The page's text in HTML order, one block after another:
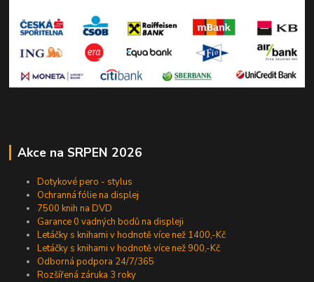
Akce na SRPEN 2026
Dotykové pero - stylus
Ochranná fólie na displej
7500 knih na DVD
Garance 0 vadných bodů na displeji
Letáčky s knihami v hodnotě více než 1400,-Kč
Letáčky s knihami v hodnotě více než 900,-Kč
Odborná podpora 24/7/365
Rozšířená záruka 3 roky